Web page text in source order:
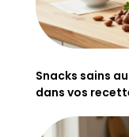
Snacks sains
dans vos